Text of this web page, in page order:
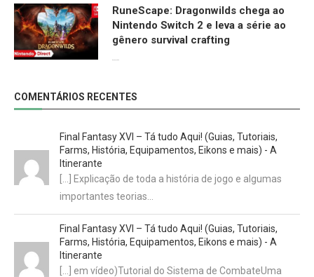
RuneScape: Dragonwilds chega ao
Nintendo Switch 2 e leva a série ao
gênero survival crafting
COMENTÁRIOS RECENTES
Final Fantasy XVI – Tá tudo Aqui! (Guias, Tutoriais,
Farms, História, Equipamentos, Eikons e mais) - A
Itinerante
[…] Explicação de toda a história de jogo e algumas
importantes teorias…
Final Fantasy XVI – Tá tudo Aqui! (Guias, Tutoriais,
Farms, História, Equipamentos, Eikons e mais) - A
Itinerante
[…] em vídeo)Tutorial do Sistema de CombateUma